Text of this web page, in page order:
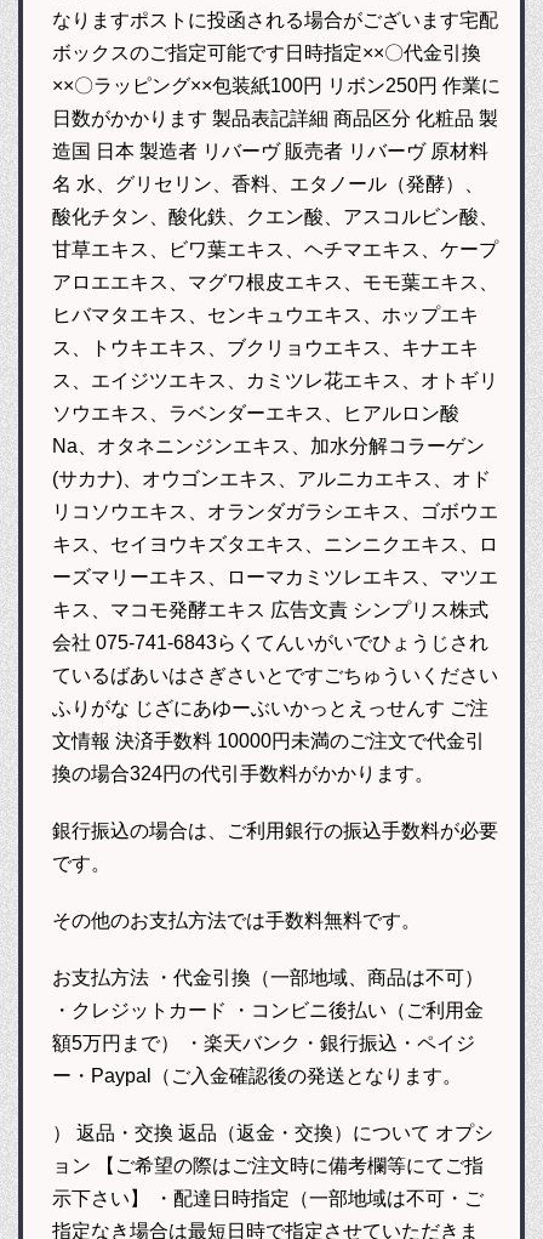
なりますポストに投函される場合がございます宅配
ボックスのご指定可能です日時指定××〇代金引換
××〇ラッピング××包装紙100円 リボン250円 作業に
日数がかかります 製品表記詳細 商品区分 化粧品 製
造国 日本 製造者 リバーヴ 販売者 リバーヴ 原材料
名 水、グリセリン、香料、エタノール（発酵）、
酸化チタン、酸化鉄、クエン酸、アスコルビン酸、
甘草エキス、ビワ葉エキス、ヘチマエキス、ケープ
アロエエキス、マグワ根皮エキス、モモ葉エキス、
ヒバマタエキス、センキュウエキス、ホップエキ
ス、トウキエキス、ブクリョウエキス、キナエキ
ス、エイジツエキス、カミツレ花エキス、オトギリ
ソウエキス、ラベンダーエキス、ヒアルロン酸
Na、オタネニンジンエキス、加水分解コラーゲン
(サカナ)、オウゴンエキス、アルニカエキス、オド
リコソウエキス、オランダガラシエキス、ゴボウエ
キス、セイヨウキズタエキス、ニンニクエキス、ロ
ーズマリーエキス、ローマカミツレエキス、マツエ
キス、マコモ発酵エキス 広告文責 シンプリス株式
会社 075-741-6843らくてんいがいでひょうじされ
ているばあいはさぎさいとですごちゅういください
ふりがな じざにあゆーぶいかっとえっせんす ご注
文情報 決済手数料 10000円未満のご注文で代金引
換の場合324円の代引手数料がかかります。
銀行振込の場合は、ご利用銀行の振込手数料が必要
です。
その他のお支払方法では手数料無料です。
お支払方法 ・代金引換（一部地域、商品は不可）
・クレジットカード ・コンビニ後払い（ご利用金
額5万円まで） ・楽天バンク・銀行振込・ペイジ
ー・Paypal（ご入金確認後の発送となります。
） 返品・交換 返品（返金・交換）について オプシ
ョン 【ご希望の際はご注文時に備考欄等にてご指
示下さい】 ・配達日時指定（一部地域は不可・ご
指定なき場合は最短日時で指定させていただきま